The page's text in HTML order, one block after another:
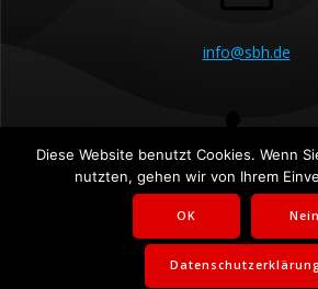
info@sbh.de
07243 5230 60
© 2026 SBH GmbH
Diese Website benutzt Cookies. Wenn
nutzten, gehen wir von Ihrem
OK Nein